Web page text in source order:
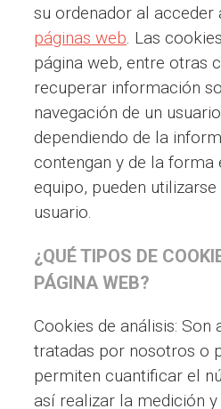
su ordenador al acceder
páginas web. Las
página web, entre otras
recuperar información
navegación de un
dependiendo de la
contengan y de la forma
equipo, pueden
usuario.
¿QUÉ TIPOS DE
PÁGINA WEB?
Cookies de análisis: Son
tratadas por nosotros o
permiten cuantificar el
así realizar la medición